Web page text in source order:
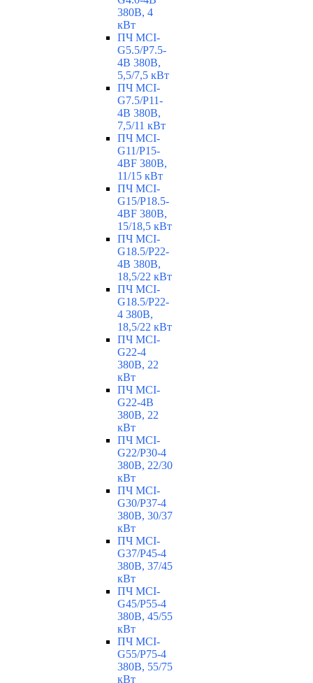
380В, 4
кВт
ПЧ MCI-
G5.5/Р7.5-
4B 380В,
5,5/7,5 кВт
ПЧ MCI-
G7.5/P11-
4B 380В,
7,5/11 кВт
ПЧ MCI-
G11/P15-
4BF 380В,
11/15 кВт
ПЧ MCI-
G15/P18.5-
4BF 380В,
15/18,5 кВт
ПЧ MCI-
G18.5/P22-
4B 380В,
18,5/22 кВт
ПЧ MCI-
G18.5/P22-
4 380В,
18,5/22 кВт
ПЧ MCI-
G22-4
380В, 22
кВт
ПЧ MCI-
G22-4B
380В, 22
кВт
ПЧ MCI-
G22/P30-4
380В, 22/30
кВт
ПЧ MCI-
G30/P37-4
380В, 30/37
кВт
ПЧ MCI-
G37/P45-4
380В, 37/45
кВт
ПЧ MCI-
G45/P55-4
380В, 45/55
кВт
ПЧ MCI-
G55/P75-4
380В, 55/75
кВт